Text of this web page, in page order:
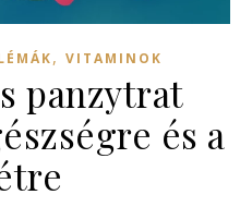
, VITAMINOK
panzytrat
és a